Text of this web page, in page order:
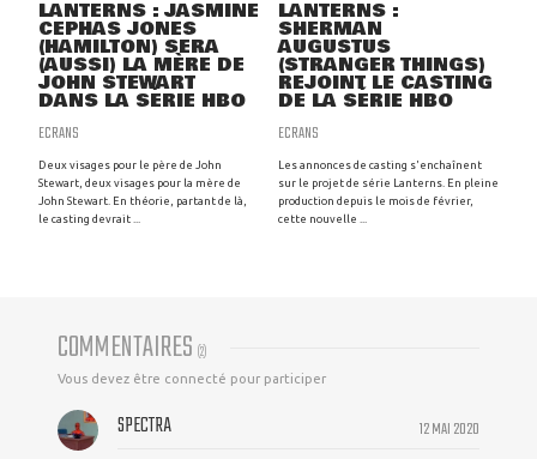
LANTERNS : JASMINE
CEPHAS JONES
(HAMILTON) SERA
(AUSSI) LA MÈRE DE
JOHN STEWART
DANS LA SÉRIE HBO
ECRANS
Deux visages pour le père de John
Stewart, deux visages pour la mère de
John Stewart. En théorie, partant de là,
le casting devrait ...
LANTERNS :
SHERMAN
AUGUSTUS
(STRANGER THINGS)
REJOINT LE CASTING
DE LA SÉRIE HBO
ECRANS
Les annonces de casting s'enchaînent
sur le projet de série Lanterns. En pleine
production depuis le mois de février,
cette nouvelle ...
COMMENTAIRES (2)
Vous devez être connecté pour participer
12 MAI 2020
SPECTRA